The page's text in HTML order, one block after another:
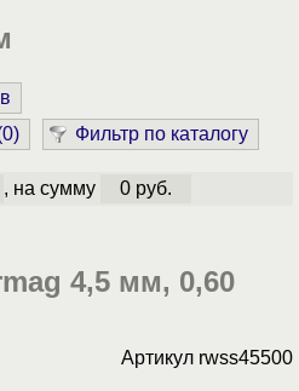
0) Фильтр по каталогу
, на сумму 0 руб.
4,5 мм, 0,60
Артикул rwss45500